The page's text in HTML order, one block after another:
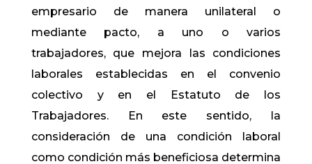
empresario de manera unilateral o
mediante pacto, a uno o varios
trabajadores, que mejora las condiciones
laborales establecidas en el convenio
colectivo y en el Estatuto de los
Trabajadores. En este sentido, la
consideración de una condición laboral
como condición más beneficiosa determina